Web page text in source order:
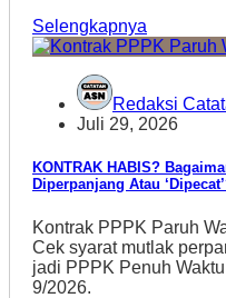
Selengkapnya
Redaksi
Juli 29, 2026
KONTRAK HABIS?
Diperpanjang Atau
Kontrak PPPK Paruh
Cek syarat mutlak
jadi PPPK Penuh
9/2026.